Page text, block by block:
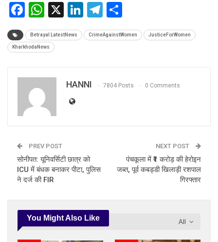
Facebook
WhatsApp
X LinkedIn
Telegram
Betrayal LatestNews CrimeAgainstWomen JusticeForWomen
KharkhodaNews
HANNI 7804 Posts 0 Comments
PREV POST
सोनीपत: यूनिवर्सिटी छात्र को
ICU में बंधक बनाकर पीटा, पुलिस
ने दर्ज की FIR
NEXT POST
पंचकूला में ₹1 करोड़ की हेरोइन
जब्त, पूर्व कबड्डी खिलाड़ी रशपाल
गिरफ्तार
All
You Might Also Like